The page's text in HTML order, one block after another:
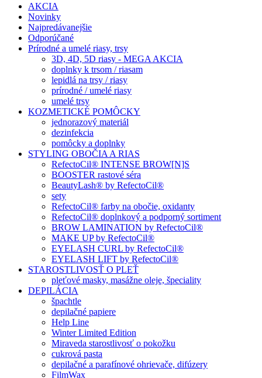
AKCIA
Novinky
Najpredávanejšie
Odporúčané
Prírodné a umelé riasy, trsy
3D, 4D, 5D riasy - MEGA AKCIA
doplnky k trsom / riasam
lepidlá na trsy / riasy
prírodné / umelé riasy
umelé trsy
KOZMETICKÉ POMÔCKY
jednorazový materiál
dezinfekcia
pomôcky a doplnky
STYLING OBOČIA A RIAS
RefectoCil® INTENSE BROW[N]S
BOOSTER rastové séra
BeautyLash® by RefectoCil®
sety
RefectoCil® farby na obočie, oxidanty
RefectoCil® doplnkový a podporný sortiment
BROW LAMINATION by RefectoCil®
MAKE UP by RefectoCil®
EYELASH CURL by RefectoCil®
EYELASH LIFT by RefectoCil®
STAROSTLIVOSŤ O PLEŤ
pleťové masky, masážne oleje, špeciality
DEPILÁCIA
špachtle
depilačné papiere
Help Line
Winter Limited Edition
Miraveda starostlivosť o pokožku
cukrová pasta
depilačné a parafínové ohrievače, difúzery
FilmWax